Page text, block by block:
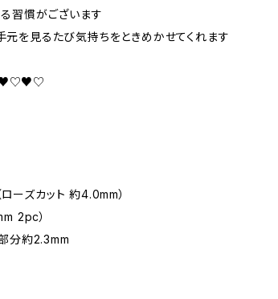
習慣がございます
を見るたび気持ちをときめかせてくれます
ーズカット 約4.0mm）
2pc）
分約2.3mm